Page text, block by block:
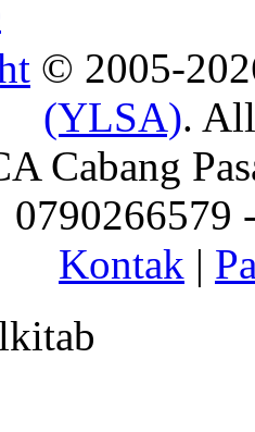
© 2005-
(YLSA).
Cabang
0790266579
Kontak |